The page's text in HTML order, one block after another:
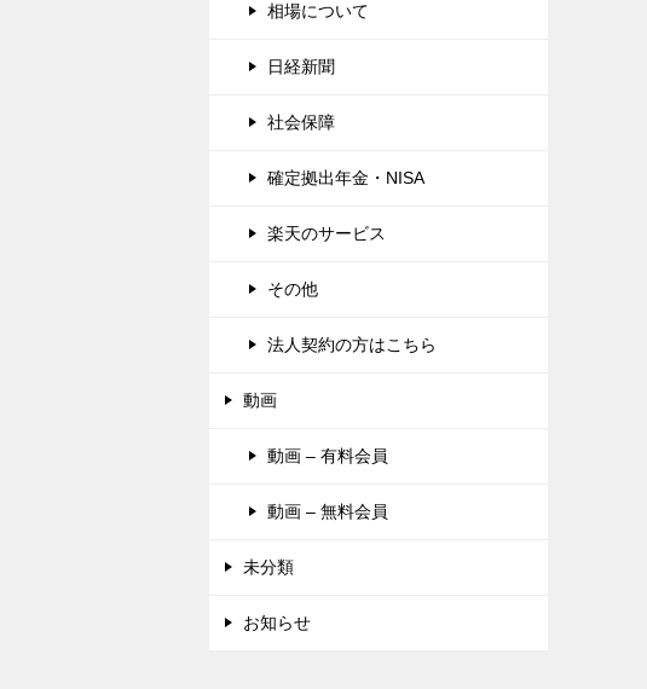
相場について
日経新聞
社会保障
確定拠出年金・NISA
楽天のサービス
その他
法人契約の方はこちら
動画
動画 – 有料会員
動画 – 無料会員
未分類
お知らせ